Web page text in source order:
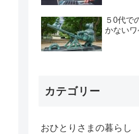
５0代で
かないワ
カテゴリー
おひとりさまの暮らし